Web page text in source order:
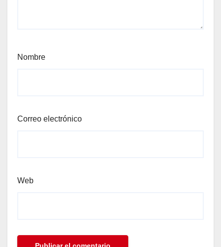
Nombre
Correo electrónico
Web